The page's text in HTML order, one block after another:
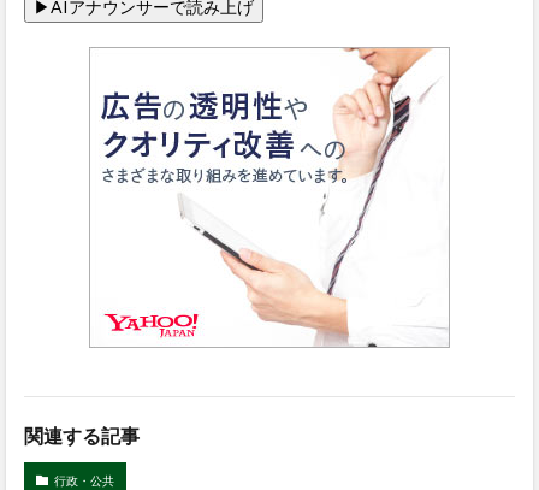
関連する記事
行政・公共